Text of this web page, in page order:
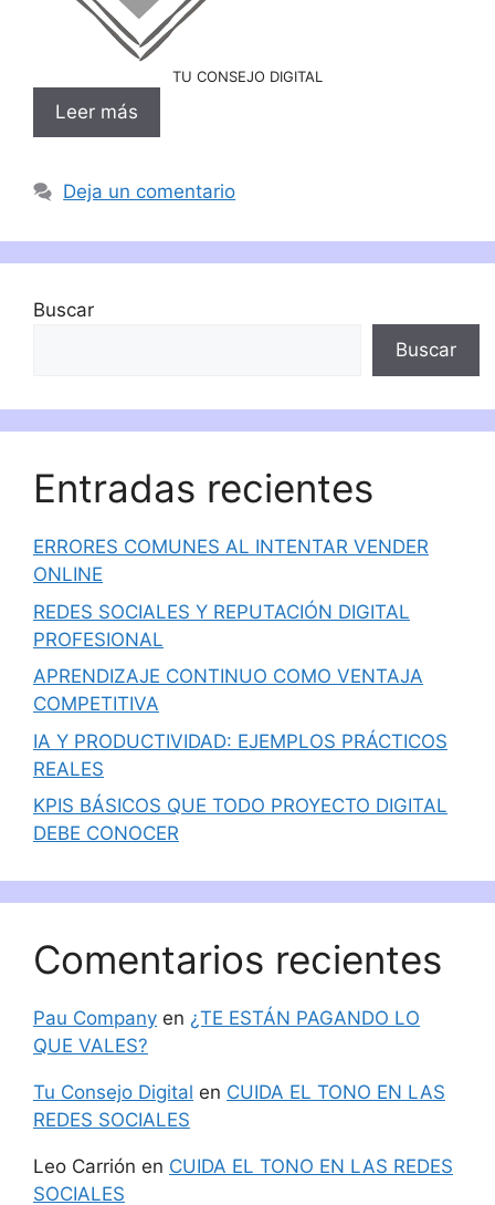
TU CONSEJO DIGITAL
Leer más
Deja un comentario
Buscar
Buscar
Entradas recientes
ERRORES COMUNES AL INTENTAR VENDER
ONLINE
REDES SOCIALES Y REPUTACIÓN DIGITAL
PROFESIONAL
APRENDIZAJE CONTINUO COMO VENTAJA
COMPETITIVA
IA Y PRODUCTIVIDAD: EJEMPLOS PRÁCTICOS
REALES
KPIS BÁSICOS QUE TODO PROYECTO DIGITAL
DEBE CONOCER
Comentarios recientes
Pau Company en ¿TE ESTÁN PAGANDO LO
QUE VALES?
Tu Consejo Digital en CUIDA EL TONO EN LAS
REDES SOCIALES
Leo Carrión en CUIDA EL TONO EN LAS REDES
SOCIALES